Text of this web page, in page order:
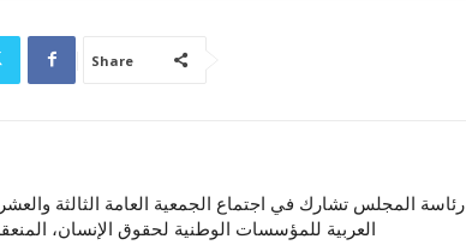
Share
رئاسة المجلس تشارك في اجتماع الجمعية العامة الثالثة
العربية للمؤسسات الوطنية لحقوق الإنسان،